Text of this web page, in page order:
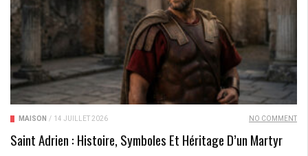
MAISON / 14 JUILLET 2026 NO COMMENT
Saint Adrien : Histoire, Symboles Et Héritage D’un Martyr